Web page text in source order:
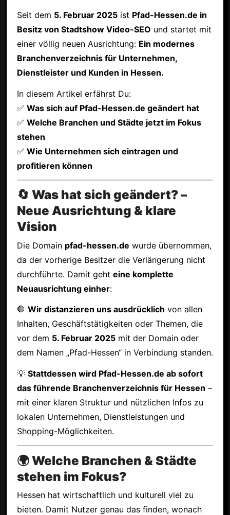
Seit dem 5. Februar 2025ist Pfad-Hessen.de in
Besitz von Stadtshow Video-SEO und startet mit
einer völlig neuen Ausrichtung: Ein modernes
Branchenverzeichnis für Unternehmen,
Dienstleister und Kunden in Hessen.
In diesem Artikel erfährst Du:
✅ Was sich auf Pfad-Hessen.de geändert hat
✅ Welche Branchen und Städte jetzt im Fokus
stehen
✅ Wie Unternehmen sich eintragen und
profitieren können
🔄 Was hat sich geändert? –
Neue Ausrichtung & klare
Vision
Die Domain pfad-hessen.de wurde übernommen,
da der vorherige Besitzer die Verlängerung nicht
durchführte. Damit geht eine komplette
Neuausrichtung einher:
🛑 Wir distanzieren uns ausdrücklich von allen
Inhalten, Geschäftstätigkeiten oder Themen, die
vor dem 5. Februar 2025mit der Domain oder
dem Namen „Pfad-Hessen“ in Verbindung standen.
💡 Stattdessen wird Pfad-Hessen.de ab sofort
das führende Branchenverzeichnis für Hessen –
mit einer klaren Struktur und nützlichen Infos zu
lokalen Unternehmen, Dienstleistungen und
Shopping-Möglichkeiten.
🌍 Welche Branchen & Städte
stehen im Fokus?
Hessen hat wirtschaftlich und kulturell viel zu
bieten. Damit Nutzer genau das finden, wonach